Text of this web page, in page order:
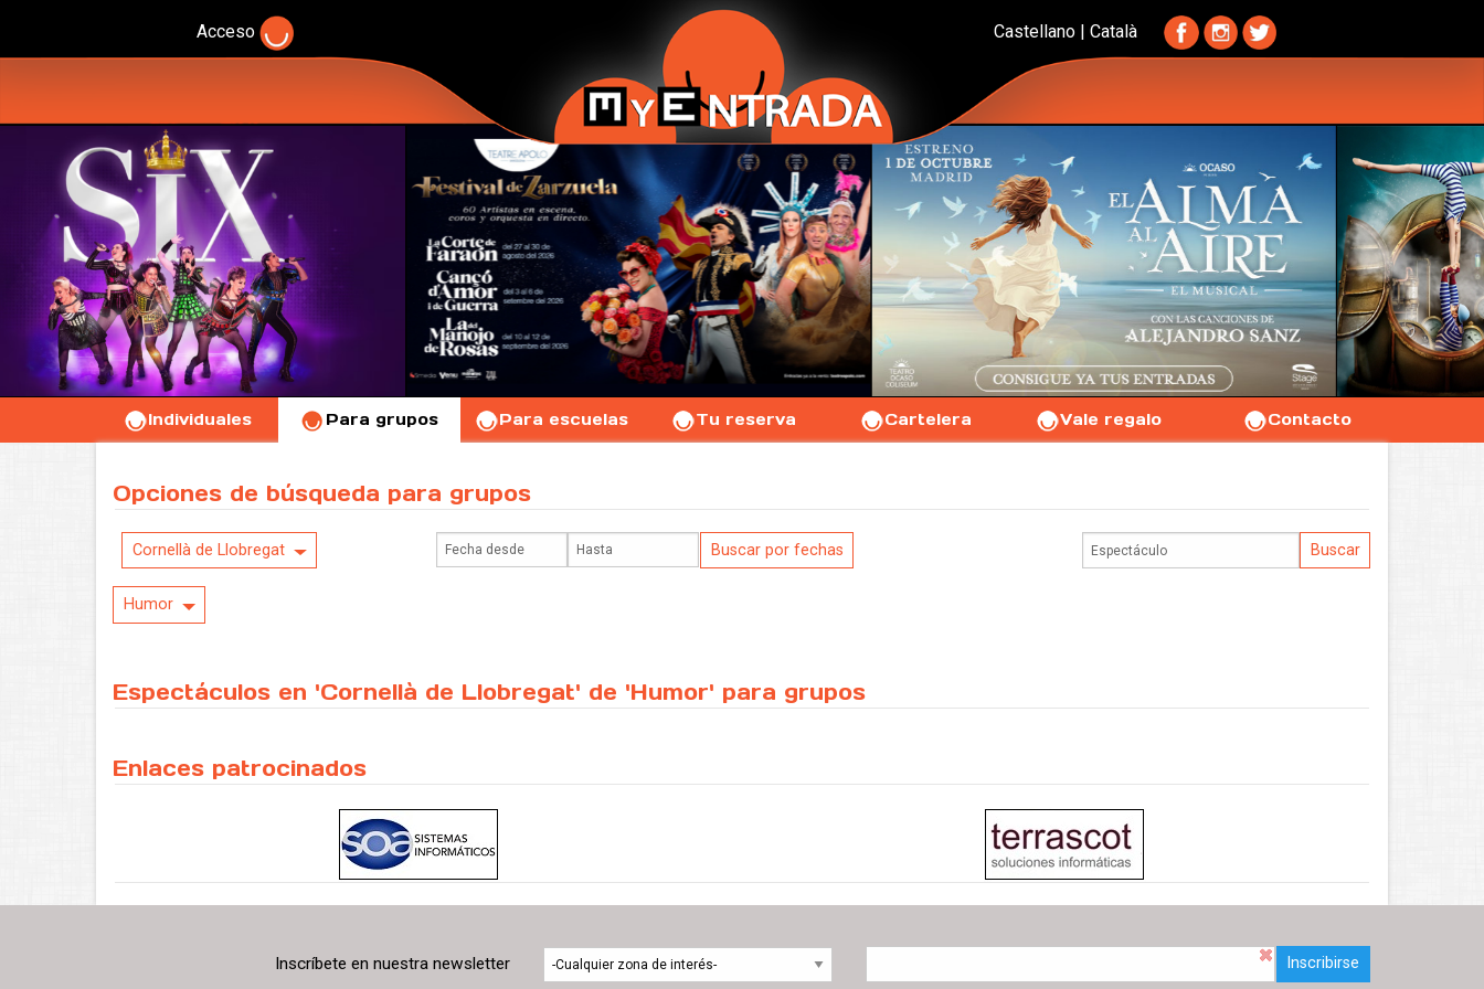
Acceso Castellano |Català
Individuales Para grupos Para escuelas Tu reserva Cartelera Vale regalo Contacto
Opciones de búsqueda para grupos
Cornellà de Llobregat
Humor
Espectáculos en 'Cornellà de Llobregat' de 'Humor' para grupos
Enlaces patrocinados
Inscríbete en nuestra newsletter Inscribirse